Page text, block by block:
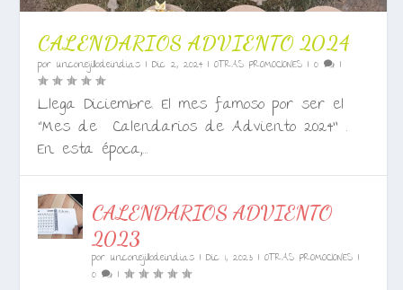
CALENDARIOS ADVIENTO 2024
porunconejillodeindias |Dic 2, 2024 |OTRAS PROMOCIONES |0 |
Llega Diciembre. El mes famoso por ser el
“Mes de Calendarios de Adviento 2024” .
En esta época,...
CALENDARIOS ADVIENTO
2023
porunconejillodeindias |Dic 1, 2023 |OTRAS PROMOCIONES |
0
|